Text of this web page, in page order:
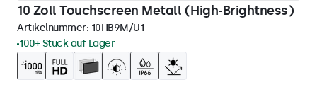
10 Zoll Touchscreen Metall (High-Brightness)
Artikelnummer: 10HB9M/U1
100+ Stück auf Lager